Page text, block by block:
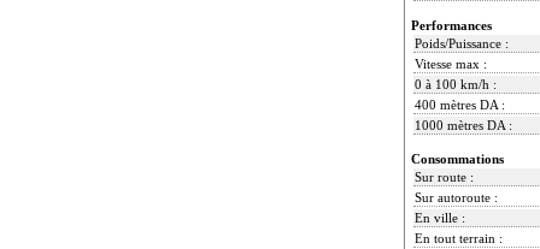
Performances
Poids/Puissance :
Vitesse max :
0 à 100 km/h :
400 mètres DA :
1000 mètres DA :
Consommations
Sur route :
Sur autoroute :
En ville :
En tout terrain :